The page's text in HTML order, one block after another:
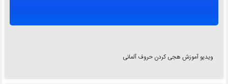
ویدیو آموزش هجی کردن حروف آلمانی